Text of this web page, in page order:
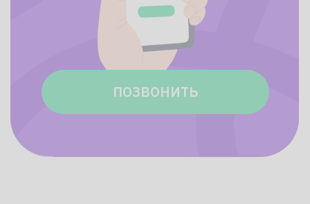
Ваш ребёнок
в надёжных руках
Доверьтесь опытным
преподавателям, которые умеют
индивидуальный подход
и заинтересовать учёбой. Поможем
сделать обучение в 1-м классе
радостным событием, без лишнего